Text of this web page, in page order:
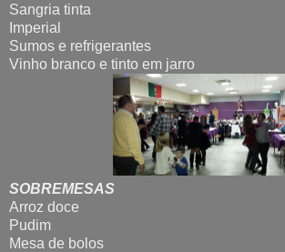
Sangria tinta
Imperial
Sumos e refrigerantes
Vinho branco e tinto em jarro
SOBREMESAS
Arroz doce
Pudim
Mesa de bolos